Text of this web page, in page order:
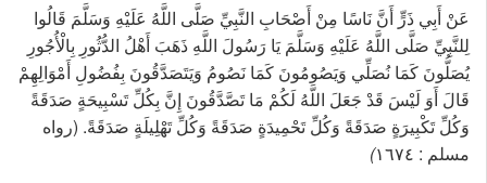
عَنْ أَبِي ذَرٍّ أَنَّ نَاسًا مِنْ أَصْحَابِ النَّبِيِّ صَلَّى اللَّهُ عَلَيْهِ وَسَلَّمَ قَالُوا
لِلنَّبِيِّ صَلَّى اللَّهُ عَلَيْهِ وَسَلَّمَ يَا رَسُولَ اللَّهِ ذَهَبَ أَهْلُ الدُّثُورِ بِالْأُجُورِ
يُصَلُّونَ كَمَا نُصَلِّي وَيَصُومُونَ كَمَا نَصُومُ وَيَتَصَدَّقُونَ بِفُضُولِ أَمْوَالِهِمْ
قَالَ أَوَ لَيْسَ قَدْ جَعَلَ اللَّهُ لَكُمْ مَا تَصَّدَّقُونَ إِنَّ بِكُلِّ تَسْبِيحَةٍ صَدَقَةً
وَكُلِّ تَكْبِيرَةٍ صَدَقَةً وَكُلِّ تَحْمِيدَةٍ صَدَقَةً وَكُلِّ تَهْلِيلَةٍ صَدَقَةً. (رواه
مسلم : ١٦٧٤
)